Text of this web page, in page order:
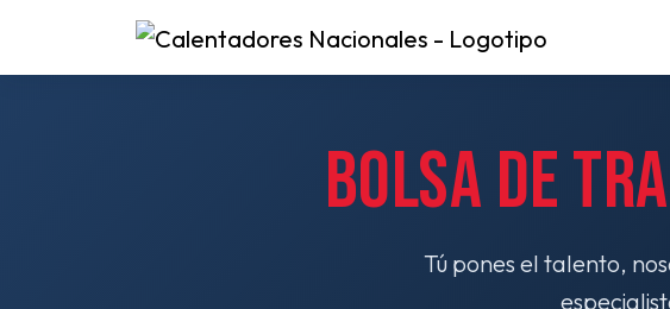
BOLSA DE
Tú pones el talento,